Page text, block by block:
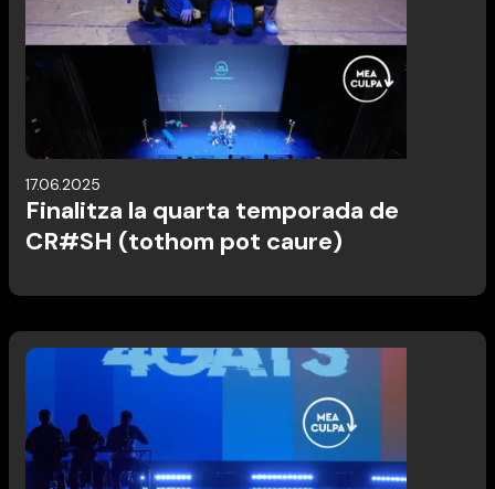
17.06.2025
Finalitza la quarta temporada de
CR#SH (tothom pot caure)